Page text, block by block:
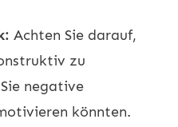
Achten Sie darauf,
zu
negative
könnten.